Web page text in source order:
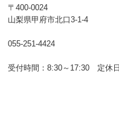
〒400-0024
山梨県甲府市北口3-1-4
055-251-4424
受付時間：8:30～17:30 定休